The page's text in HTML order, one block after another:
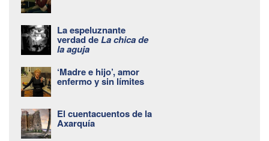
La espeluznante
verdad deLa chica de
la aguja
‘Madre e hijo’, amor
enfermo y sin límites
El cuentacuentos de la
Axarquía